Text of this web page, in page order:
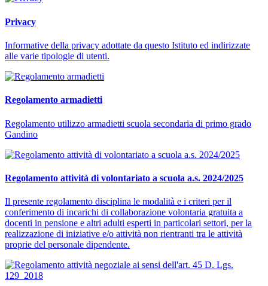
Privacy
Informative della privacy adottate da questo Istituto ed indirizzate
alle varie tipologie di utenti.
Regolamento armadietti
Regolamento utilizzo armadietti scuola secondaria di primo grado
Gandino
Regolamento attività di volontariato a scuola a.s. 2024/2025
Il presente regolamento disciplina le modalità e i criteri per il
conferimento di incarichi di collaborazione volontaria gratuita a
docenti in pensione e altri adulti esperti in particolari settori, per la
realizzazione di iniziative e/o attività non rientranti tra le attività
proprie del personale dipendente.